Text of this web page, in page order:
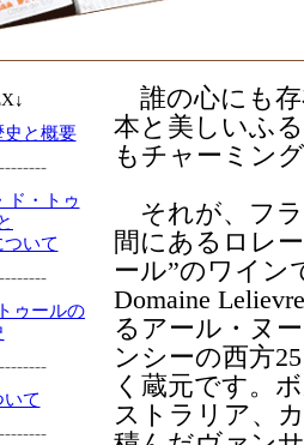
史と概要
ド・トゥ
いて
ゥールの
て
誰の心にも存
本と美しいふ
もチャーミン
それが、フラ
間にあるロレ
ール”のワイン
Domaine
るアール・ヌ
ンシーの西方
く蔵元です。
ストラリア、